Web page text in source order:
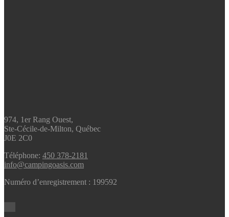
974, 1er Rang Ouest,
Ste-Cécile-de-Milton, Québec
J0E 2C0
Téléphone: 450 378-2181
info@campingoasis.com
Numéro d’enregistrement : 199592